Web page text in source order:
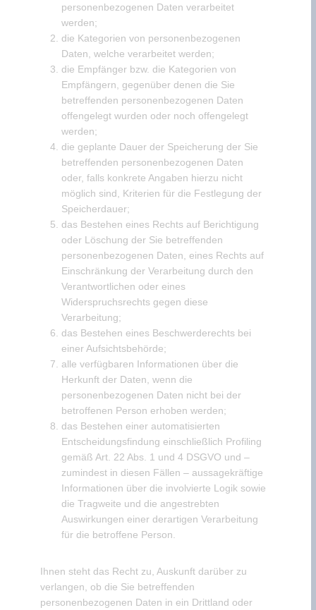
personenbezogenen Daten verarbeitet
werden;
die Kategorien von personenbezogenen
Daten, welche verarbeitet werden;
die Empfänger bzw. die Kategorien von
Empfängern, gegenüber denen die Sie
betreffenden personenbezogenen Daten
offengelegt wurden oder noch offengelegt
werden;
die geplante Dauer der Speicherung der Sie
betreffenden personenbezogenen Daten
oder, falls konkrete Angaben hierzu nicht
möglich sind, Kriterien für die Festlegung der
Speicherdauer;
das Bestehen eines Rechts auf Berichtigung
oder Löschung der Sie betreffenden
personenbezogenen Daten, eines Rechts auf
Einschränkung der Verarbeitung durch den
Verantwortlichen oder eines
Widerspruchsrechts gegen diese
Verarbeitung;
das Bestehen eines Beschwerderechts bei
einer Aufsichtsbehörde;
alle verfügbaren Informationen über die
Herkunft der Daten, wenn die
personenbezogenen Daten nicht bei der
betroffenen Person erhoben werden;
das Bestehen einer automatisierten
Entscheidungsfindung einschließlich Profiling
gemäß Art. 22 Abs. 1 und 4 DSGVO und –
zumindest in diesen Fällen – aussagekräftige
Informationen über die involvierte Logik sowie
die Tragweite und die angestrebten
Auswirkungen einer derartigen Verarbeitung
für die betroffene Person.
Ihnen steht das Recht zu, Auskunft darüber zu
verlangen, ob die Sie betreffenden
personenbezogenen Daten in ein Drittland oder